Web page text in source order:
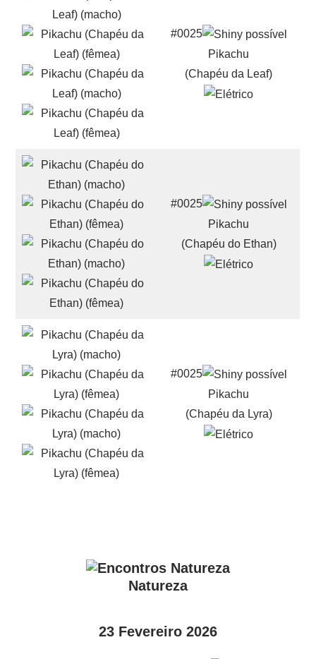
#0025
Pikachu
(Chapéu da Leaf)
#0025
Pikachu
(Chapéu do Ethan)
#0025
Pikachu
(Chapéu da Lyra)
Natureza
23 Fevereiro 2026